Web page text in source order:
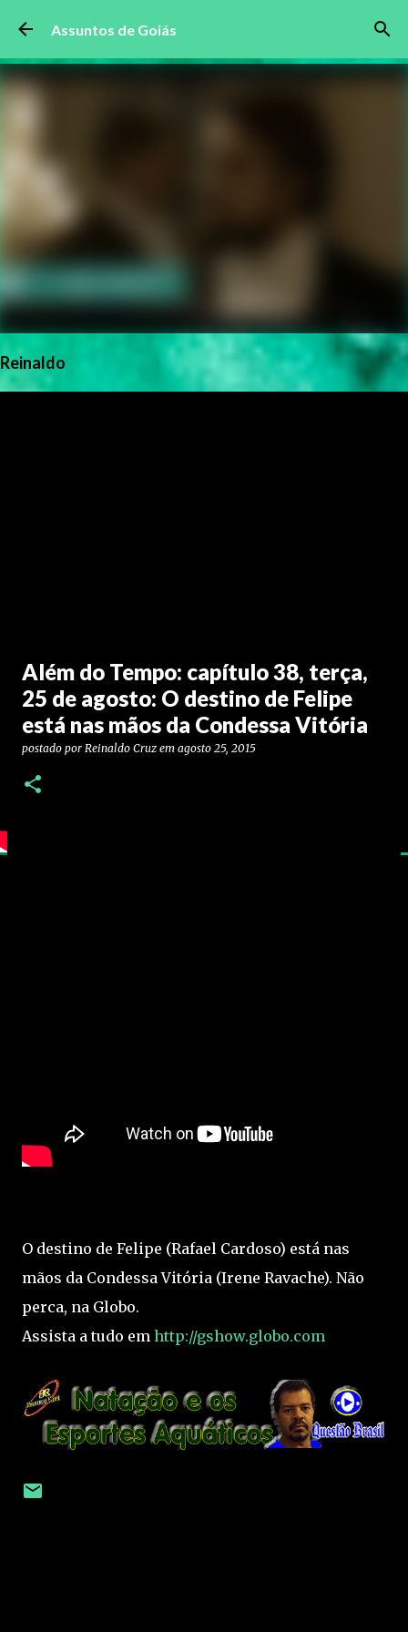
Pular para o conteúdo principal
Assuntos de Goiás
Reinaldo
Além do Tempo: capítulo 38, terça,
25 de agosto: O destino de Felipe
está nas mãos da Condessa Vitória
postado por Reinaldo Cruz em agosto 25, 2015
O destino de Felipe (Rafael Cardoso) está nas
mãos da Condessa Vitória (Irene Ravache). Não
perca, na Globo.
Assista a tudo em http://gshow.globo.com